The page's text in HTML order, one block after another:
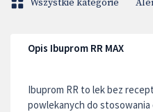
Wszystkie kategorie
Opis Ibuprom RR MAX
Ibuprom RR to lek bez
powlekanych do